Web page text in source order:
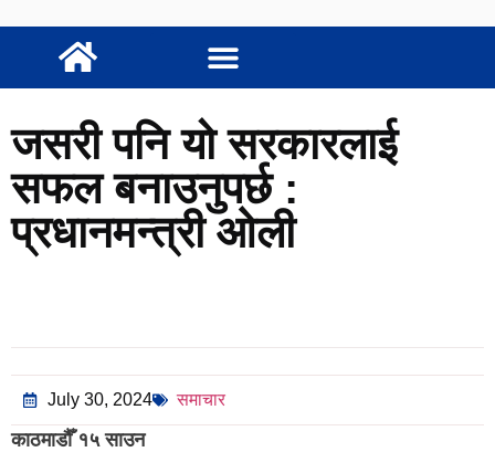
जसरी पनि यो सरकारलाई
सफल बनाउनुपर्छ :
प्रधानमन्त्री ओली
July 30, 2024 समाचार
काठमाडौँ १५ साउन